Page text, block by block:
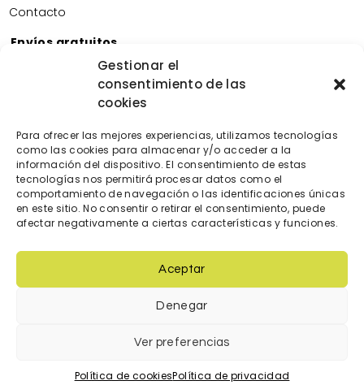
Gestionar el
consentimiento de las
cookies
Para ofrecer las mejores experiencias, utilizamos tecnologías
como las cookies para almacenar y/o acceder a la
información del dispositivo. El consentimiento de estas
tecnologías nos permitirá procesar datos como el
comportamiento de navegación o las identificaciones únicas
en este sitio. No consentir o retirar el consentimiento, puede
afectar negativamente a ciertas características y funciones.
Aceptar
Denegar
Ver preferencias
Política de cookiesPolítica de privacidad
Contacto
Envíos gratuitos
Envíos gratuitos por la compra de más de 60€.
Devoluciones gratuitas
Devoluciones gratuitas en nuestra tienda física.
Pago seguro
Tarjeta de crédito/débito.
Transferencia bancaria.
Bizum.
© 2023 Diseñada y creada porlocatec.es
Términos y condiciones de uso